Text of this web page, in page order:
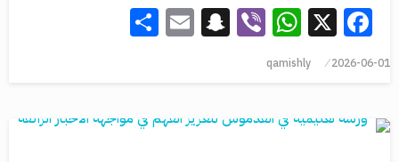
Facebook
X
WhatsApp
Viber
Snapchat
Email
2026-06-01
qamishly